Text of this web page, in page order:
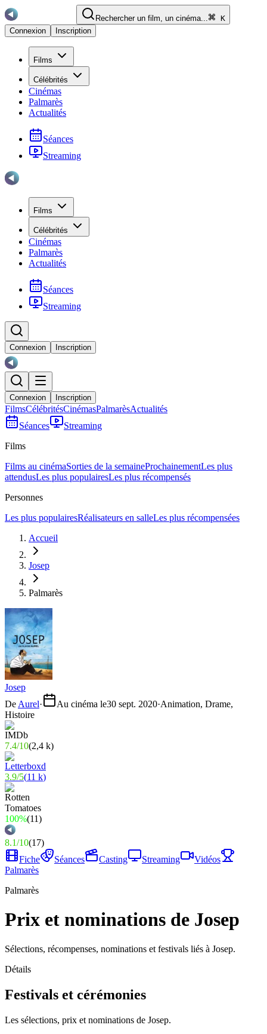
Rechercher un film, un cinéma...
K
Connexion
Inscription
Films
Célébrités
Cinémas
Palmarès
Actualités
Séances
Streaming
Films
Célébrités
Cinémas
Palmarès
Actualités
Séances
Streaming
Connexion Inscription
Connexion Inscription
FilmsCélébritésCinémasPalmarèsActualités
Séances
Streaming
Films
Films au cinémaSorties de la semaineProchainementLes plus
attendusLes plus populairesLes plus récompensés
Personnes
Les plus populairesRéalisateurs en salleLes plus récompensées
Accueil
Josep
Palmarès
Josep
De Aurel· Au cinéma le30 sept. 2020·Animation, Drame,
Histoire
7.4/10(2,4 k)
3.9/5(11 k)
100%(11)
8.1/10(17)
Fiche
Séances Casting Streaming
Vidéos
Palmarès
Palmarès
Prix et nominations de Josep
Sélections, récompenses, nominations et festivals liés à Josep.
Détails
Festivals et cérémonies
Les sélections, prix et nominations de Josep.